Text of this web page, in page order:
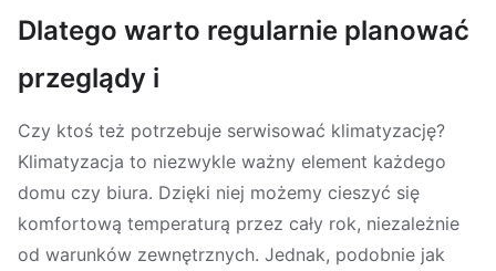
Dlatego warto regularnie planować
przeglądy i
Czy ktoś też potrzebuje serwisować klimatyzację?
Klimatyzacja to niezwykle ważny element każdego
domu czy biura. Dzięki niej możemy cieszyć się
komfortową temperaturą przez cały rok, niezależnie
od warunków zewnętrznych. Jednak, podobnie jak